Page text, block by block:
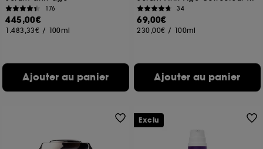
176
445,00€
1.483,33€ / 100ml
Ajouter au panier
34
69,00€
230,00€ / 100ml
Ajouter au panier
Exclu